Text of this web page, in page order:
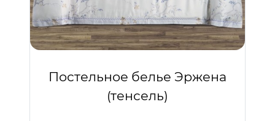
Постельное белье Эржена
(тенсель)